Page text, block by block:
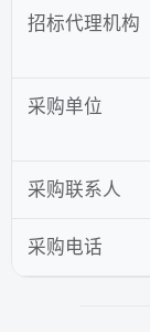
招标代理机构
采购单位
采购联系人
采购电话